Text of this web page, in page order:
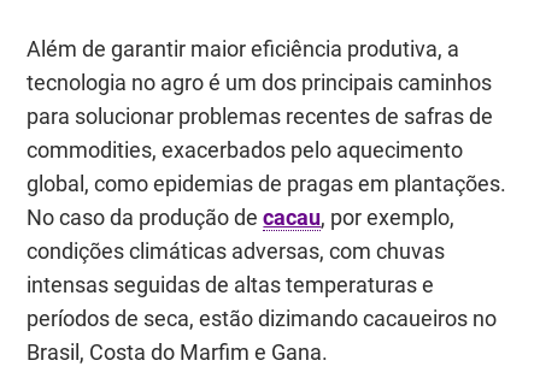
Além de garantir maior eficiência produtiva, a
tecnologia no agro é um dos principais caminhos
para solucionar problemas recentes de safras de
commodities, exacerbados pelo aquecimento
global, como epidemias de pragas em plantações.
No caso da produção decacau, por exemplo,
condições climáticas adversas, com chuvas
intensas seguidas de altas temperaturas e
períodos de seca, estão dizimando cacaueiros no
Brasil, Costa do Marfim e Gana.